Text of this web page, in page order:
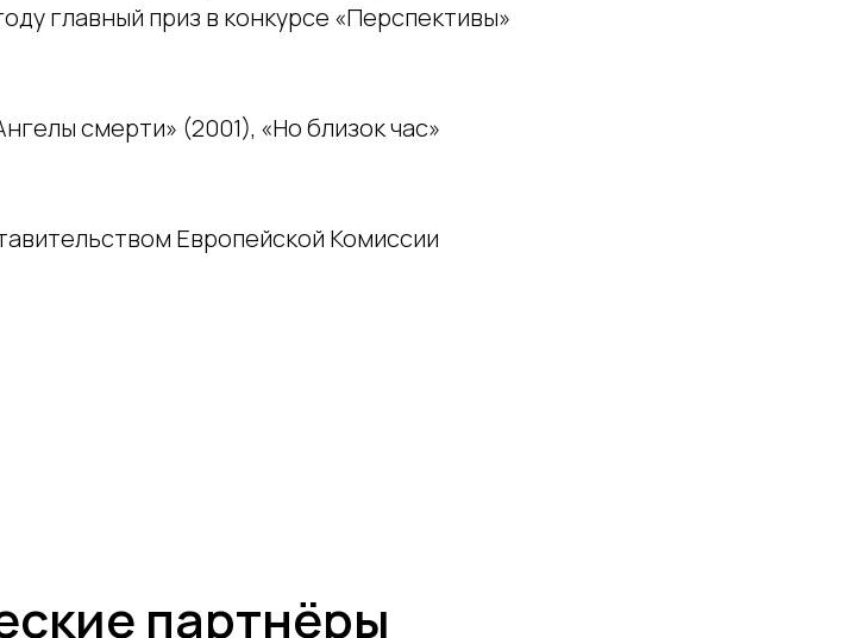
главный приз в конкурсе «Перспективы»
смерти» (2001), «Но близок час»
Европейской Комиссии
партнёры